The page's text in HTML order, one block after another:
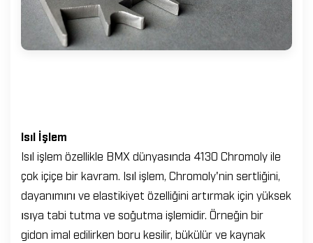
Isıl İşlem
Isıl işlem özellikle BMX dünyasında 4130 Chromoly ile
çok içiçe bir kavram. Isıl işlem, Chromoly'nin sertliğini,
dayanımını ve elastikiyet özelliğini artırmak için yüksek
ısıya tabi tutma ve soğutma işlemidir. Örneğin bir
gidon imal edilirken boru kesilir, bükülür ve kaynak